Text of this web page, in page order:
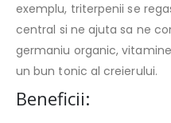
exemplu, triterpenii se
central si ne ajuta sa ne
germaniu organic,
un bun tonic al creierului.
Beneficii: